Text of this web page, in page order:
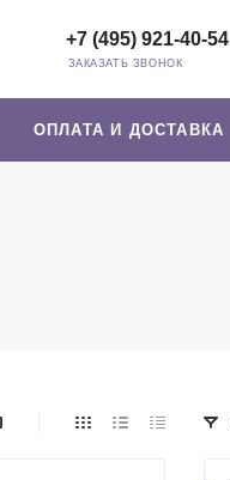
+7 (495) 921-40-54
ЗАКАЗАТЬ ЗВОНОК
ОПЛАТА И ДОСТАВКА